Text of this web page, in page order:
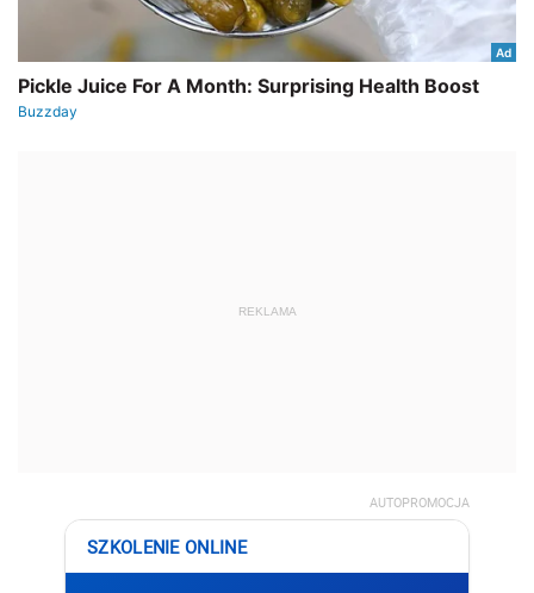
REKLAMA
AUTOPROMOCJA
SZKOLENIE ONLINE